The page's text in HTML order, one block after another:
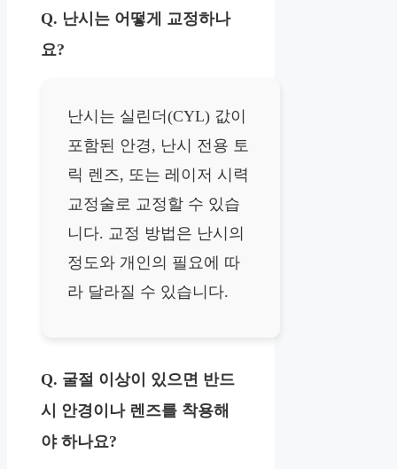
Q. 난시는 어떻게 교정하나
요?
난시는 실린더(CYL) 값이
포함된 안경, 난시 전용 토
릭 렌즈, 또는 레이저 시력
교정술로 교정할 수 있습
니다. 교정 방법은 난시의
정도와 개인의 필요에 따
라 달라질 수 있습니다.
Q. 굴절 이상이 있으면 반드
시 안경이나 렌즈를 착용해
야 하나요?